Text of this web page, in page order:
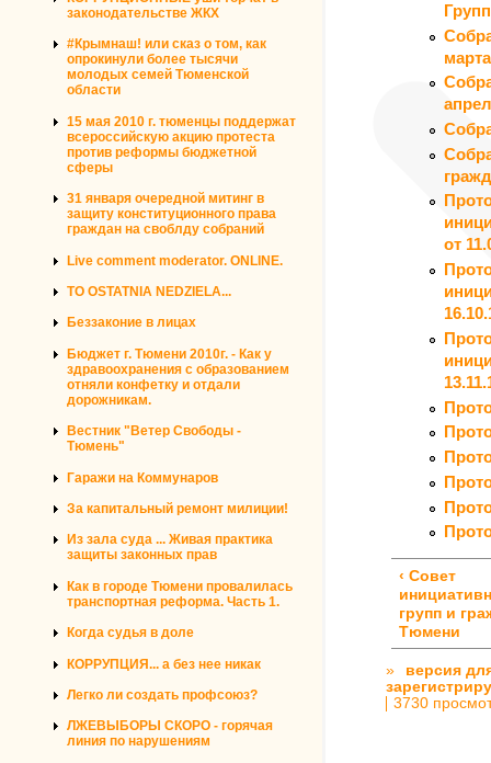
законодательстве ЖКХ
#Крымнаш! или сказ о том, как
опрокинули более тысячи
молодых семей Тюменской
области
15 мая 2010 г. тюменцы поддержат
всероссийскую акцию протеста
против реформы бюджетной
сферы
31 января очередной митинг в
защиту конституционного права
граждан на своблду собраний
Live comment moderator. ONLINE.
TO OSTATNIA NEDZIELA...
Беззаконие в лицах
Бюджет г. Тюмени 2010г. - Как у
здравоохранения с образованием
отняли конфетку и отдали
дорожникам.
Вестник "Ветер Свободы -
Тюмень"
Гаражи на Коммунаров
За капитальный ремонт милиции!
Из зала суда ... Живая практика
защиты законных прав
Как в городе Тюмени провалилась
транспортная реформа. Часть 1.
Когда судья в доле
КОРРУПЦИЯ... а без нее никак
Легко ли создать профсоюз?
ЛЖЕВЫБОРЫ СКОРО - горячая
линия по нарушениям
Групп
марта
от
‹ Совет
групп и
Тюмени
»
версия
3730